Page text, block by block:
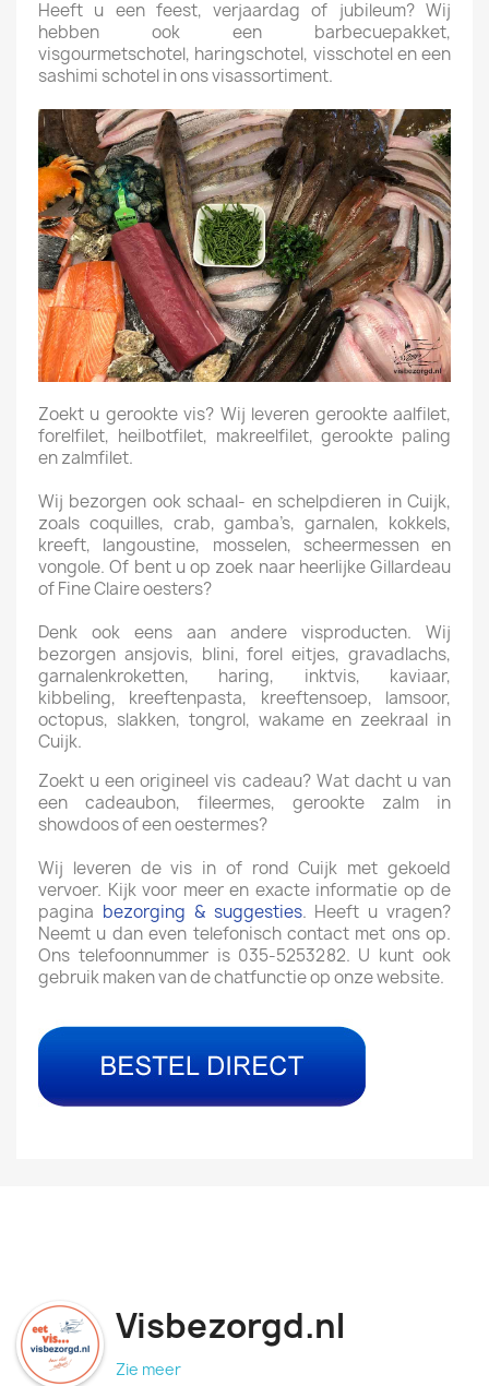
Heeft u een feest, verjaardag of jubileum? Wij
hebben ook een barbecuepakket,
visgourmetschotel, haringschotel, visschotel en een
sashimi schotel in ons visassortiment.
Zoekt u gerookte vis? Wij leveren gerookte aalfilet,
forelfilet, heilbotfilet, makreelfilet, gerookte paling
en zalmfilet.
Wij bezorgen ook schaal- en schelpdieren in Cuijk,
zoals coquilles, crab, gamba’s, garnalen, kokkels,
kreeft, langoustine, mosselen, scheermessen en
vongole. Of bent u op zoek naar heerlijke Gillardeau
of Fine Claire oesters?
Denk ook eens aan andere visproducten. Wij
bezorgen ansjovis, blini, forel eitjes, gravadlachs,
garnalenkroketten, haring, inktvis, kaviaar,
kibbeling, kreeftenpasta, kreeftensoep, lamsoor,
octopus, slakken, tongrol, wakame en zeekraal in
Cuijk.
Zoekt u een origineel vis cadeau? Wat dacht u van
een cadeaubon, fileermes, gerookte zalm in
showdoos of een oestermes?
Wij leveren de vis in of rond Cuijk met gekoeld
vervoer. Kijk voor meer en exacte informatie op de
pagina bezorging & suggesties. Heeft u vragen?
Neemt u dan even telefonisch contact met ons op.
Ons telefoonnummer is 035-5253282. U kunt ook
gebruik maken van de chatfunctie op onze website.
Visbezorgd.nl
Zie meer